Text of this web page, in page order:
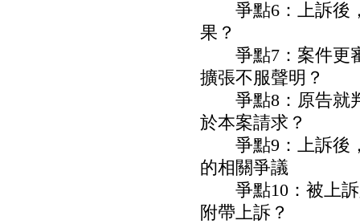
爭點6：上訴後，
果？
爭點7：案件更審
擴張不服聲明？
爭點8：原告就判
於本案請求？
爭點9：上訴後，
的相關爭議
爭點10：被上訴
附帶上訴？